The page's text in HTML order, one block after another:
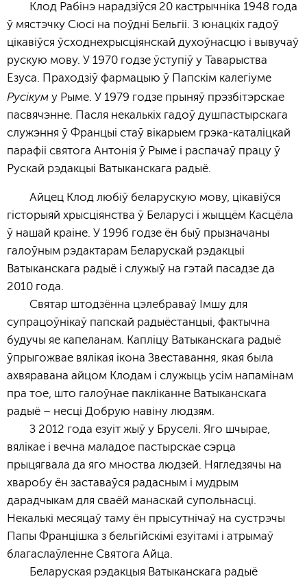
Клод Рабінэ нарадзіўся 20 кастрычніка 1948 года
ў мястэчку Сюсі на поўдні Бельгіі. З юнацкіх гадоў
цікавіўся ўсходнехрысціянскай духоўнасцю і вывучаў
рускую мову. У 1970 годзе ўступіў у Таварыства
Езуса. Праходзіў фармацыю ў Папскім калегіуме
Русікум у Рыме. У 1979 годзе прыняў прэзбітэрскае
пасвячэнне. Пасля некалькіх гадоў душпастырскага
служэння ў Францыі стаў вікарыем грэка-каталіцкай
парафіі святога Антонія ў Рыме і распачаў працу ў
Рускай рэдакцыі Ватыканскага радыё.
Айцец Клод любіў беларускую мову, цікавіўся
гісторыяй хрысціянства ў Беларусі і жыццём Касцёла
ў нашай краіне. У 1996 годзе ён быў прызначаны
галоўным рэдактарам Беларускай рэдакцыі
Ватыканскага радыё і служыў на гэтай пасадзе да
2010 года.
Святар штодзённа цэлебраваў Імшу для
супрацоўнікаў папскай радыёстанцыі, фактычна
будучы яе капеланам. Капліцу Ватыканскага радыё
ўпрыгожвае вялікая ікона Звеставання, якая была
ахвяравана айцом Клодам і служыць усім напамінам
пра тое, што галоўнае пакліканне Ватыканскага
радыё – несці Добрую навіну людзям.
З 2012 года езуіт жыў у Бруселі. Яго шчырае,
вялікае і вечна маладое пастырскае сэрца
прыцягвала да яго мноства людзей. Нягледзячы на
хваробу ён заставаўся радасным і мудрым
дарадчыкам для сваёй манаскай супольнасці.
Некалькі месяцаў таму ён прысутнічаў на сустрэчы
Папы Францішка з бельгійскімі езуітамі і атрымаў
благаслаўленне Святога Айца.
Беларуская рэдакцыя Ватыканскага радыё